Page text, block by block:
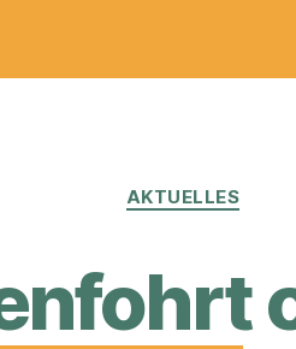
Kategorien
AKTUELLES